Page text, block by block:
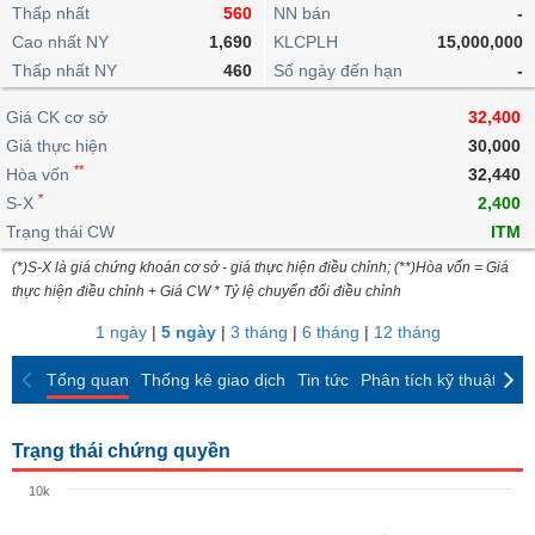
lỗ
dịch
nội
Niên
giám
Tài
liệu
cổ
Định
giá
ngoài
doanh
Top
cổ
phiếu
ngành
giao
dịch
dịch
Chứng
quyền
quan
Thống
giao
dịch
Thống
giao
dịch
Tin
tức
Phân
tích
kỹ
thuật
trực
tuyến
Bộ
lọc
cổ
So
sánh
Báo
cáo
Vĩ
mô
lai
Chứng
quyền
Trái
phiếu
IR
Awards
tạo
Dịch
vụ
Thấp nhất
560
Cao nhất NY
1,690
Thấp nhất NY
460
NN bán
-
KLCPLH
15,000,000
Số ngày đến hạn
-
Giá CK cơ sở
32,400
Giá thực hiện
30,000
Hòa vốn **
32,440
S-X *
2,400
Trạng thái CW
ITM
(*)S-X là giá chứng khoán cơ sở - giá thực hiện điều chỉnh; (**)Hòa vốn = Giá
thực hiện điều chỉnh + Giá CW * Tỷ lệ chuyển đổi điều chỉnh
1 ngày| 5 ngày| 3 tháng | 6 tháng | 12 tháng
Tổng quan Thống kê giao dịch Tin tức Phân tích kỹ thuật
Trạng thái chứng quyền
10k
BẤT
ĐỘNG
SẢN
TÀI
CHÍNH
HÀNG
KINH